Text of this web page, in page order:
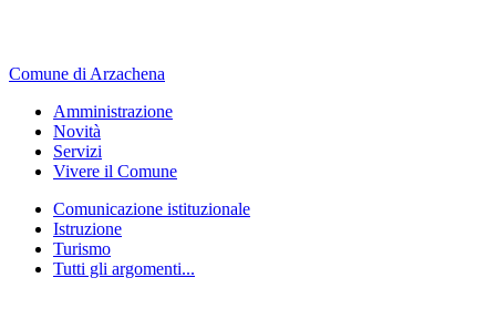
Comune di Arzachena
Amministrazione
Novità
Servizi
Vivere il Comune
Comunicazione istituzionale
Istruzione
Turismo
Tutti gli argomenti...